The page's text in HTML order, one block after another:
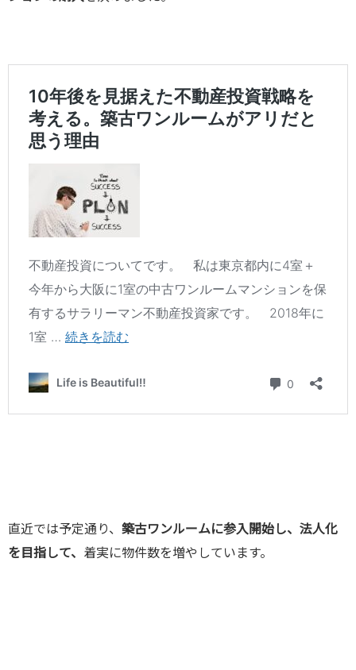
直近では予定通り、 築古ワンルームに参入開始し、法人化
を目指して、 着実に物件数を増やしています。